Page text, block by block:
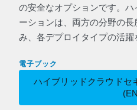
の安全なオプションです。ハ
ーションは、両方の分野の
み、各デプロイタイプの活躍
電子ブック
ハイブリッドクラウドセ